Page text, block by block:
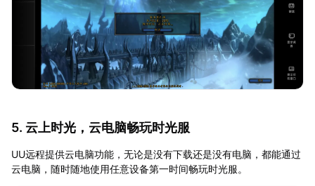
5. 云上时光，云电脑畅玩时光服
UU远程提供云电脑功能，无论是没有下载还是没有电脑，都能通过
云电脑，随时随地使用任意设备第一时间畅玩时光服。